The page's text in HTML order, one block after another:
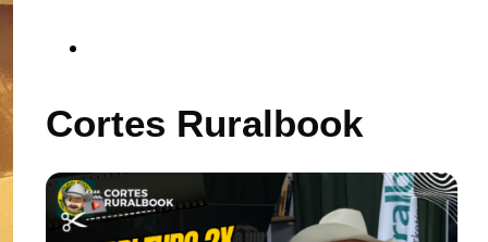
Cortes Ruralbook